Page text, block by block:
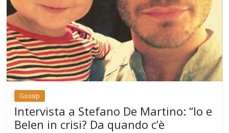
Gossip
Intervista a Stefano De Martino: “Io e
Belen in crisi? Da quando c’è